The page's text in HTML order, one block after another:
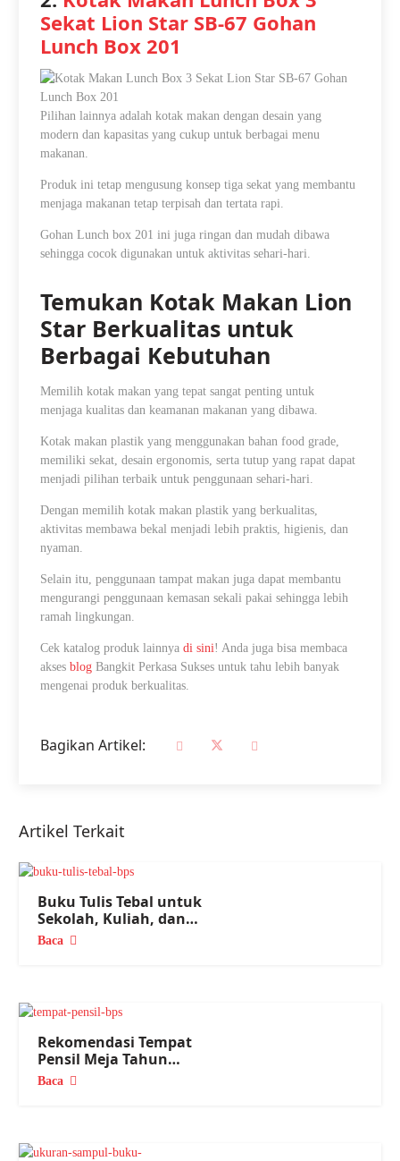
Sekat Lion Star SB-67 Gohan
Lunch Box 201
Pilihan lainnya adalah kotak makan dengan desain yang
modern dan kapasitas yang cukup untuk berbagai menu
makanan.
Produk ini tetap mengusung konsep tiga sekat yang membantu
menjaga makanan tetap terpisah dan tertata rapi.
Gohan Lunch box 201 ini juga ringan dan mudah dibawa
sehingga cocok digunakan untuk aktivitas sehari-hari.
Temukan Kotak Makan Lion
Star Berkualitas untuk
Berbagai Kebutuhan
Memilih kotak makan yang tepat sangat penting untuk
menjaga kualitas dan keamanan makanan yang dibawa.
Kotak makan plastik yang menggunakan bahan food grade,
memiliki sekat, desain ergonomis, serta tutup yang rapat dapat
menjadi pilihan terbaik untuk penggunaan sehari-hari.
Dengan memilih kotak makan plastik yang berkualitas,
aktivitas membawa bekal menjadi lebih praktis, higienis, dan
nyaman.
Selain itu, penggunaan tampat makan juga dapat membantu
mengurangi penggunaan kemasan sekali pakai sehingga lebih
ramah lingkungan.
Cek katalog produk lainnyadi sini! Anda juga bisa membaca
aksesblog Bangkit Perkasa Sukses untuk tahu lebih banyak
mengenai produk berkualitas.
Bagikan Artikel:
Artikel Terkait
Buku Tulis Tebal untuk
Sekolah, Kuliah, dan
Kantor
Baca
Rekomendasi Tempat
Pensil Meja Tahun
Ajaran Baru
Baca